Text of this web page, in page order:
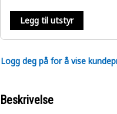
Legg til utstyr
Logg deg på for å vise
Beskrivelse